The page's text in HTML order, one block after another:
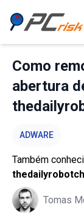
Como
abertura
ADWARE
Também
Tomas